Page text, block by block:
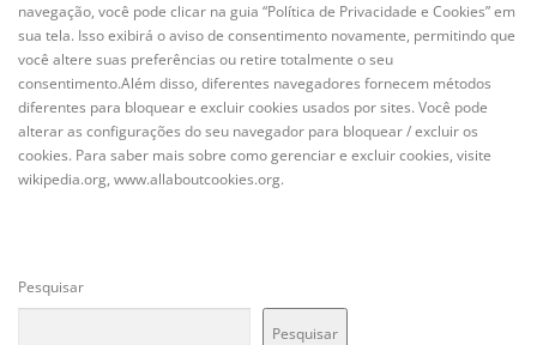
navegação, você pode clicar na guia “Política de Privacidade e Cookies” em
sua tela. Isso exibirá o aviso de consentimento novamente, permitindo que
você altere suas preferências ou retire totalmente o seu
consentimento.Além disso, diferentes navegadores fornecem métodos
diferentes para bloquear e excluir cookies usados por sites. Você pode
alterar as configurações do seu navegador para bloquear / excluir os
cookies. Para saber mais sobre como gerenciar e excluir cookies, visite
wikipedia.org, www.allaboutcookies.org.
Pesquisar
Pesquisar